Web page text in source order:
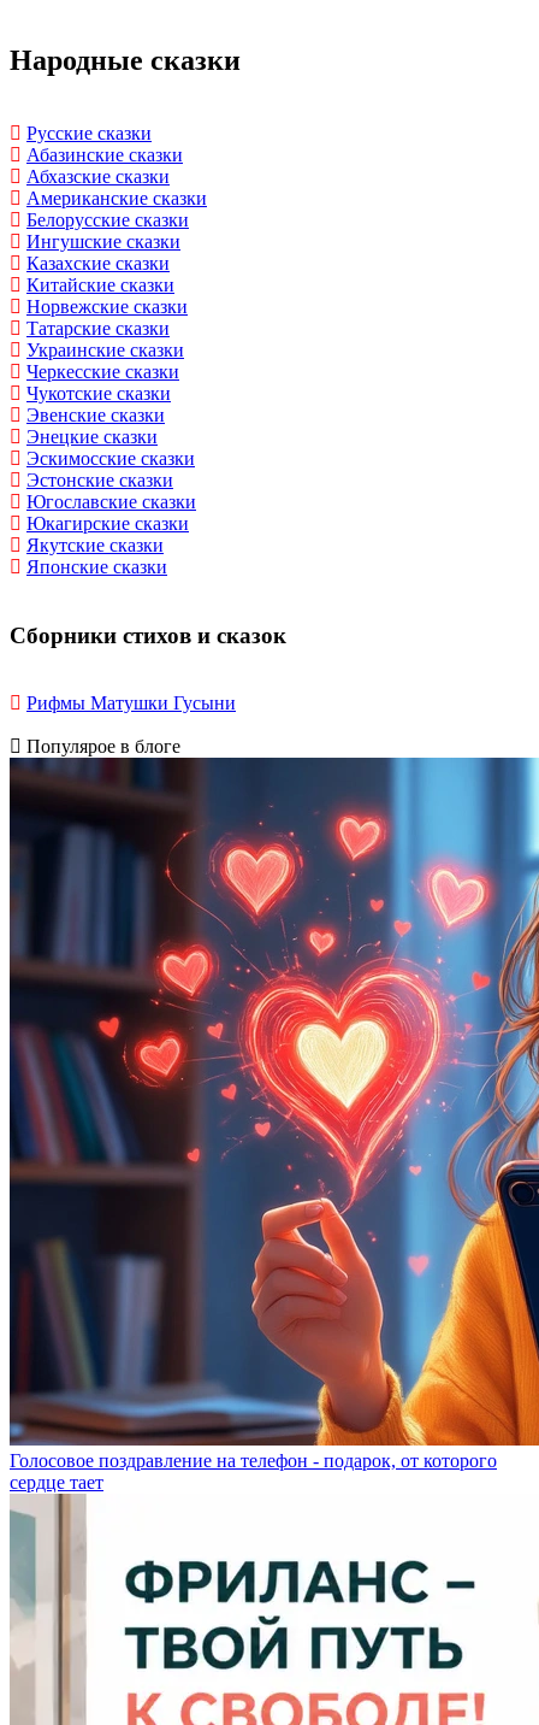
Народные сказки
Русские сказки
Абазинские сказки
Абхазские сказки
Американские сказки
Белорусские сказки
Ингушские сказки
Казахские сказки
Китайские сказки
Норвежские сказки
Татарские сказки
Украинские сказки
Черкесские сказки
Чукотские сказки
Эвенские сказки
Энецкие сказки
Эскимосские сказки
Эстонские сказки
Югославские сказки
Юкагирские сказки
Якутские сказки
Японские сказки
Сборники стихов и сказок
Рифмы Матушки Гусыни
Популярое в блоге
Голосовое поздравление на телефон - подарок, от которого
сердце тает